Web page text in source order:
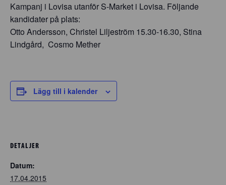
Kampanj i Lovisa utanför S-Market i Lovisa. Följande
kandidater på plats:
Otto Andersson, Christel Liljeström 15.30-16.30, Stina
Lindgård, Cosmo Mether
Lägg till i kalender
DETALJER
Datum:
17.04.2015